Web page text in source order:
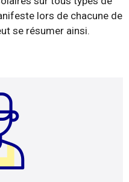
lors de chacune de
se résumer ainsi.